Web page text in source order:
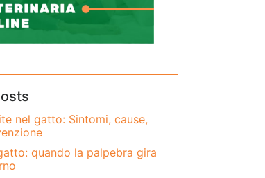
nel gatto: Sintomi, cause,
quando la palpebra gira